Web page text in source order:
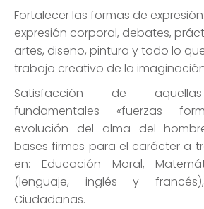
Fortalecer las formas de
expresión corporal, debates,
artes, diseño, pintura y todo lo
trabajo creativo de la
Satisfacción de
fundamentales «fuerzas
evolución del alma del
bases firmes para el carácter a
en: Educación Moral,
(lenguaje, inglés y
Ciudadanas.